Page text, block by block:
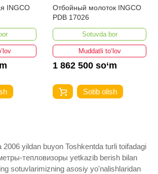
INGCO
Отбойный молоток INGCO
PDB 17026
Sotuvda bor
Muddatli to‘lov
1 862 500 so‘m
Sotib olish
2006 yildan buyon Toshkentda turli toifadagi
тепловизоры yetkazib berish bilan
sotuvlarimizning asosiy yo'nalishlaridan